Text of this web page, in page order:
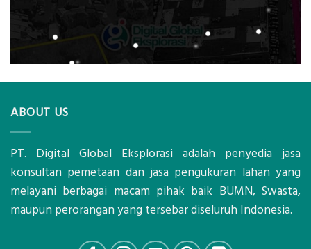
ABOUT US
PT. Digital Global Eksplorasi adalah penyedia jasa
konsultan pemetaan dan jasa pengukuran lahan yang
melayani berbagai macam pihak baik BUMN, Swasta,
maupun perorangan yang tersebar diseluruh Indonesia.